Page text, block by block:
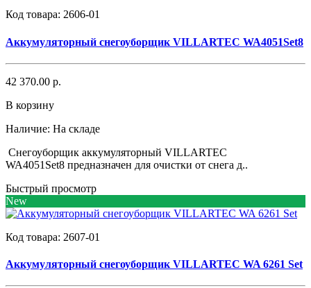
Код товара: 2606-01
Аккумуляторный снегоуборщик VILLARTEC WA4051Set8
42 370.00 р.
В корзину
Наличие: На складе
Снегоуборщик аккумуляторный VILLARTEC
WA4051Set8 предназначен для очистки от снега д..
Быстрый просмотр
New
Код товара: 2607-01
Аккумуляторный снегоуборщик VILLARTEC WA 6261 Set